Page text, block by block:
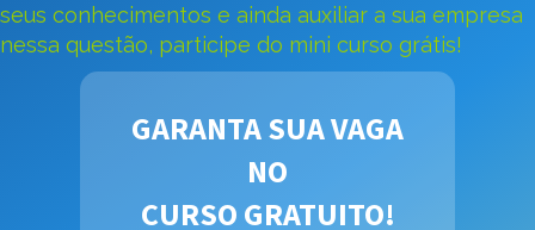
seus conhecimentos e ainda auxiliar a sua empresa
nessa questão, participe do mini curso grátis!
GARANTA SUA VAGA
NO
CURSO GRATUITO!